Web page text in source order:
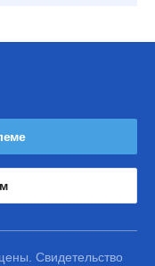
Свидетельство